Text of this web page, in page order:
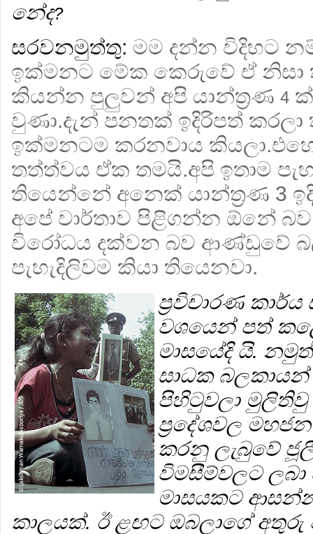
නේද?
සරවනමුත්තු: මම දන්න විදිහට
ඉක්මනට මේක කෙරුවේ ඒ
කියන්න පුලුවන් අපි යාන්ත්‍රණ 4
වුණා.දැන් පනතක් ඉදිරිපත්
ඉක්මනටම කරනවාය
තත්ත්වය ඒක තමයි.අපි ඉතාම
තියෙන්නේ අනෙක් යාන්ත්‍රණ 3
අපේ වාර්තාව පිළිගන්න ඕනේ
විරෝධය දක්වන බව ආණ්ඩුවේ
පැහැදිලිවම කියා තියෙනවා.
ප්‍රවිචාරණ
වශයෙන් පත්
මාසයේදි යි.
සාධක
පිහිටුවලා
ප්‍රදේශවල
කරනු ලැබුවේ
විමසීම්වලට ලබා
මාසයකට
කාලයක්. ඊ ළඟට ඔබලාගේ අතුරු